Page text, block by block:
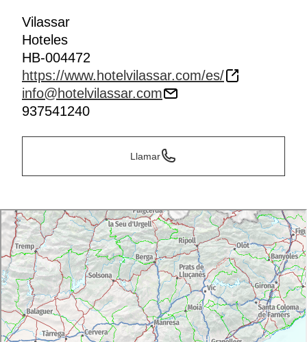
Vilassar
Hoteles
HB-004472
https://www.hotelvilassar.com/es/
info@hotelvilassar.com
937541240
Llamar